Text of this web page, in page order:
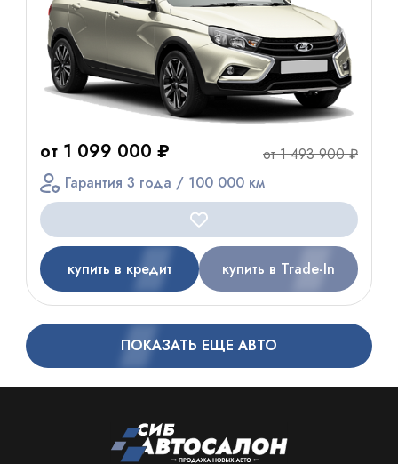
от 1 099 000 ₽
от 1 493 900 ₽
Гарантия 3 года / 100 000 км
купить в кредит купить в Trade-In
ПОКАЗАТЬ ЕЩЕ АВТО